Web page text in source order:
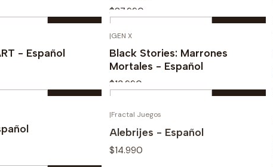
ahora
$87.990
Cantidad
Comprar ahora
- Español
|GEN X
Black Stories: Marrones
Mortales - Español
$13.990
Alebrijes - Español
$14.990